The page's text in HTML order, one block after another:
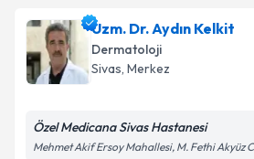
Uzm. Dr. Atiye Oğrumiçin
oluşturun. Size bu uzmandan
takvim hazırlandığında e-posta
Uzm. Dr. Aydın Kelkit
Dermatoloji
Sivas, Merkez
Özel Medicana Sivas Hastanesi
Mehmet Akif Ersoy Mahallesi, M. Fethi Akyüz